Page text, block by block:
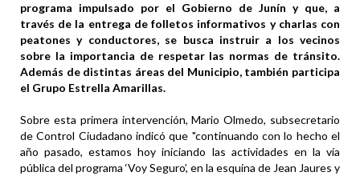
programa impulsado por el Gobierno de Junín y que, a
través de la entrega de folletos informativos y charlas con
peatones y conductores, se busca instruir a los vecinos
sobre la importancia de respetar las normas de tránsito.
Además de distintas áreas del Municipio, también participa
el Grupo Estrella Amarillas.
Sobre esta primera intervención, Mario Olmedo, subsecretario
de Control Ciudadano indicó que "continuando con lo hecho el
año pasado, estamos hoy iniciando las actividades en la vía
pública del programa ‘Voy Seguro’, en la esquina de Jean Jaures y